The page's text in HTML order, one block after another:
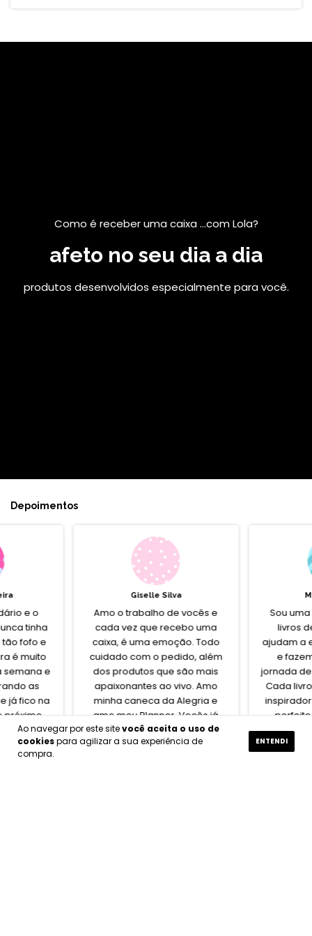
Ao navegar por este sitevocê aceita o uso de
cookiespara agilizar a sua experiência de
compra.
ENTENDI
Como é receber uma caixa ...com Lola?
afeto no seu dia a dia
produtos desenvolvidos especialmente para você.
Depoimentos
e o
tinha
fofo e
é muito
semana e
as
já fico na
próximo.
Giselle Silva
Amo o trabalho de vocês e
cada vez que recebo uma
caixa, é uma emoção. Todo
cuidado com o pedido, além
dos produtos que são mais
apaixonantes ao vivo. Amo
minha caneca da Alegria e
amo meu Planner. Vocês já
fazem parte da minha rotina.
Sou
livros
ajudam a
e
jornada
Cada
pessoas
por